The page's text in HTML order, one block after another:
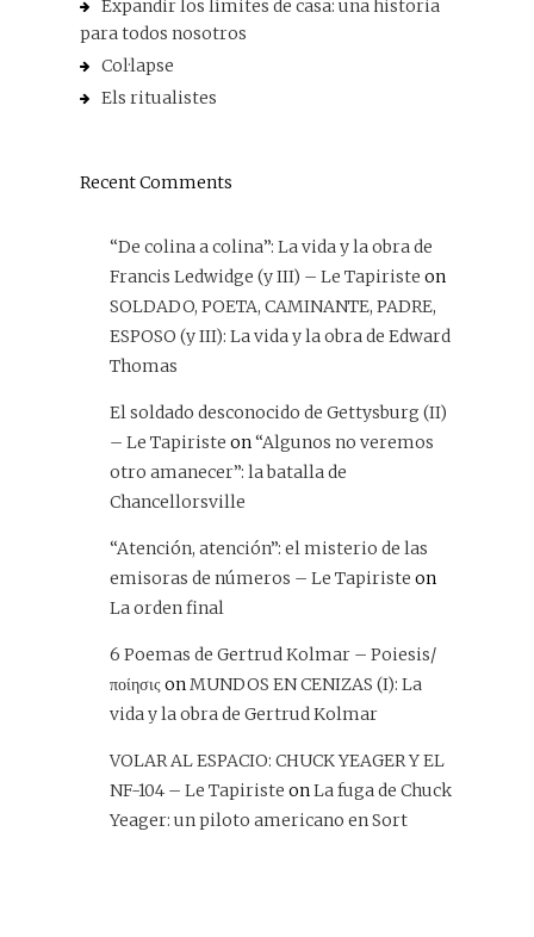
Expandir los límites de casa: una historia
para todos nosotros
Col·lapse
Els ritualistes
Recent Comments
“De colina a colina”: La vida y la obra de
Francis Ledwidge (y III) – Le Tapiriste on
SOLDADO, POETA, CAMINANTE, PADRE,
ESPOSO (y III): La vida y la obra de Edward
Thomas
El soldado desconocido de Gettysburg (II)
– Le Tapiriste on“Algunos no veremos
otro amanecer”: la batalla de
Chancellorsville
“Atención, atención”: el misterio de las
emisoras de números – Le Tapiriste on
La orden final
6 Poemas de Gertrud Kolmar – Poiesis/
ποίησις onMUNDOS EN CENIZAS (I): La
vida y la obra de Gertrud Kolmar
VOLAR AL ESPACIO: CHUCK YEAGER Y EL
NF-104 – Le Tapiriste onLa fuga de Chuck
Yeager: un piloto americano en Sort